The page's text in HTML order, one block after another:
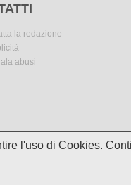
la redazione
abusi
legittimi proprietari. Le
l'uso di Cookies.